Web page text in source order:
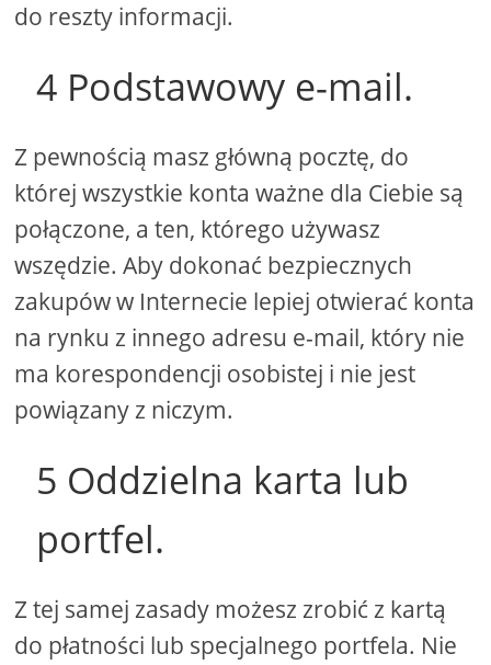
do reszty informacji.
4 Podstawowy e-mail.
Z pewnością masz główną pocztę, do
której wszystkie konta ważne dla Ciebie są
połączone, a ten, którego używasz
wszędzie. Aby dokonać bezpiecznych
zakupów w Internecie lepiej otwierać konta
na rynku z innego adresu e-mail, który nie
ma korespondencji osobistej i nie jest
powiązany z niczym.
5 Oddzielna karta lub
portfel.
Z tej samej zasady możesz zrobić z kartą
do płatności lub specjalnego portfela. Nie